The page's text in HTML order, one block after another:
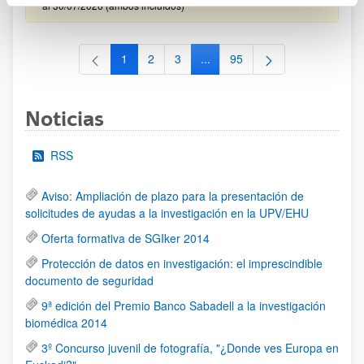
al 30/07/2026 (ambos incluídos)
Página
1 Página
2 Página
3 ...Páginas intermedias Use TAB
Página
95
Noticias
RSS
Aviso: Ampliación de plazo para la presentación de
solicitudes de ayudas a la investigación en la UPV/EHU
Oferta formativa de SGIker 2014
Protección de datos en investigación: el imprescindible
documento de seguridad
9ª edición del Premio Banco Sabadell a la investigación
biomédica 2014
3º Concurso juvenil de fotografía, "¿Donde ves Europa en